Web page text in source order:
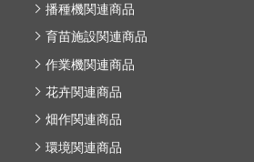
播種機関連商品
育苗施設関連商品
作業機関連商品
花卉関連商品
畑作関連商品
環境関連商品